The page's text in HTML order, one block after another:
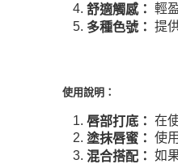
舒適觸感： 輕
多種色號： 提
使用說明：
唇部打底： 在
塗抹唇蜜： 使
混合搭配： 如